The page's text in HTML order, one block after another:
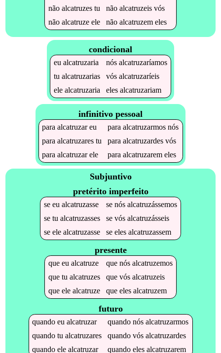
não alcatruzestu não alcatruzeisvós
não alcatruzeele não alcatruzemeles
condicional
eu alcatruzaria nós alcatruzaríamos
tu alcatruzarias vós alcatruzaríeis
ele alcatruzaria eles alcatruzariam
infinitivo pessoal
paraalcatruzareu paraalcatruzarmos nós
paraalcatruzares tu paraalcatruzardes vós
paraalcatruzarele paraalcatruzarem eles
Subjuntivo
pretérito imperfeito
se eu alcatruzasse se nós alcatruzássemos
se tu alcatruzasses se vós alcatruzásseis
se ele alcatruzasse se eles alcatruzassem
presente
que eu alcatruze que nós alcatruzemos
que tu alcatruzes que vós alcatruzeis
que ele alcatruze que eles alcatruzem
futuro
quandoeualcatruzar quandonósalcatruzarmos
quandotualcatruzares quandovósalcatruzardes
quandoelealcatruzar quandoelesalcatruzarem